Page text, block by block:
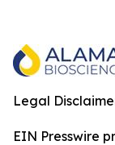
Legal
EIN Presswire